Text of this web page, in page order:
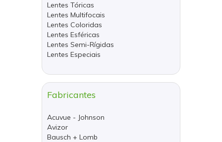
Lentes Tóricas
Lentes Multifocais
Lentes Coloridas
Lentes Esféricas
Lentes Semi-Rígidas
Lentes Especiais
Fabricantes
Acuvue - Johnson
Avizor
Bausch + Lomb